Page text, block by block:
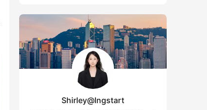
Shirley@Ingstart